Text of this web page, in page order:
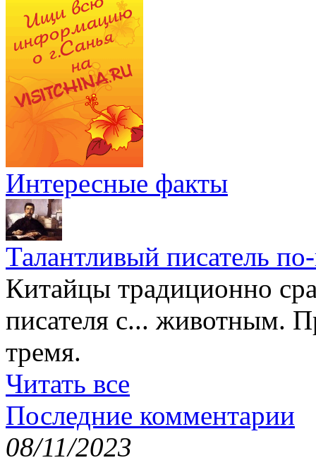
Интересные факты
Талантливый писатель
Китайцы традиционно
писателя с... животным.
тремя.
Читать все
Последние комментарии
08/11/2023